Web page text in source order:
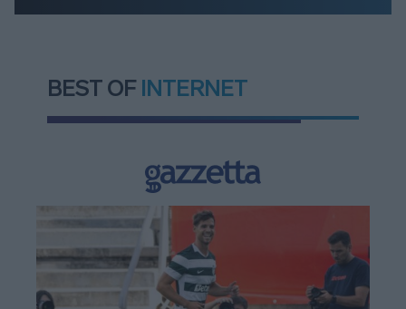
BEST OF INTERNET